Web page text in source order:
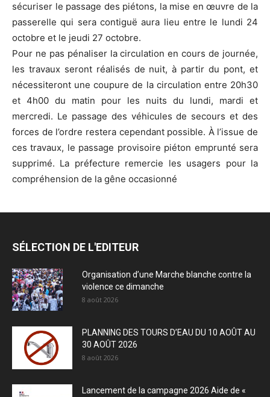
sécuriser le passage des piétons, la mise en œuvre de la
passerelle qui sera contiguë aura lieu entre le lundi 24
octobre et le jeudi 27 octobre.
Pour ne pas pénaliser la circulation en cours de journée,
les travaux seront réalisés de nuit, à partir du pont, et
nécessiteront une coupure de la circulation entre 20h30
et 4h00 du matin pour les nuits du lundi, mardi et
mercredi. Le passage des véhicules de secours et des
forces de l’ordre restera cependant possible. À l’issue de
ces travaux, le passage provisoire piéton emprunté sera
supprimé. La préfecture remercie les usagers pour la
compréhension de la gêne occasionné
SÉLECTION DE L'EDITEUR
Organisation d’une Marche blanche contre la
violence ce dimanche
8 août 2026
PLANNING DES TOURS D’EAU DU 10 AOÛT AU
30 AOÛT 2026
8 août 2026
Lancement de la campagne 2026 Aide de «